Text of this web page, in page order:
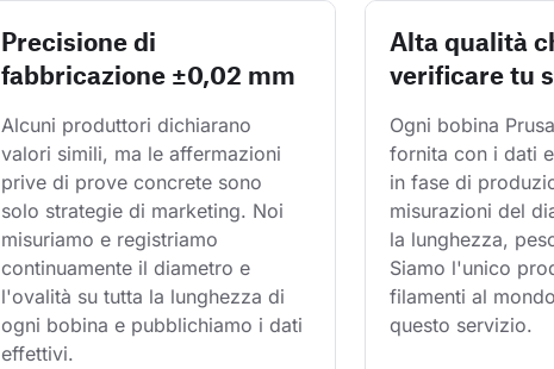
Precisione di
fabbricazione ±0,02 mm
Alcuni produttori dichiarano
valori simili, ma le affermazioni
prive di prove concrete sono
solo strategie di marketing. Noi
misuriamo e registriamo
continuamente il diametro e
l'ovalità su tutta la lunghezza di
ogni bobina e pubblichiamo i dati
effettivi.
Alta qualità
verificare tu
Ogni bobina
fornita con i dati
in fase di
misurazioni del
la lunghezza,
Siamo l'unico
filamenti al
questo servizio.